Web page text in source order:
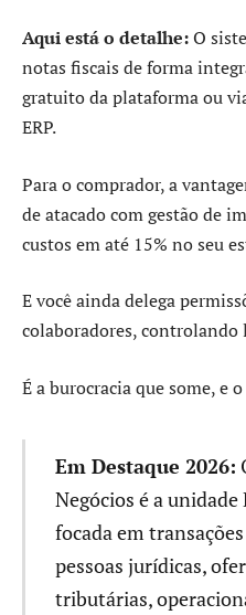
Aqui está o detalhe:O
notas fiscais de forma
gratuito da plataforma ou
ERP.
Para o comprador, a
de atacado com gestão de
custos em até 15% no seu
E você ainda delega
colaboradores,
É a burocracia que some, e
Em Destaque 2026:
Negócios é a
focada em
pessoas jurídicas,
tributárias,